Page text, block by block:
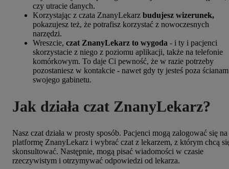
czy utracie danych.
Korzystając z czata ZnanyLekarz budujesz wizerunek,
pokazujesz też, że potrafisz korzystać z nowoczesnych
narzędzi.
Wreszcie, czat ZnanyLekarz to wygoda - i ty i pacjenci
skorzystacie z niego z poziomu aplikacji, także na telefonie
komórkowym. To daje Ci pewność, że w razie potrzeby
pozostaniesz w kontakcie - nawet gdy ty jesteś poza
swojego gabinetu.
Jak działa czat ZnanyLekarz?
Nasz czat działa w prosty sposób. Pacjenci mogą zalogować się na
platformę ZnanyLekarz i wybrać czat z lekarzem, z którym chcą
skonsultować. Następnie, mogą pisać wiadomości w czasie
rzeczywistym i otrzymywać odpowiedzi od lekarza.